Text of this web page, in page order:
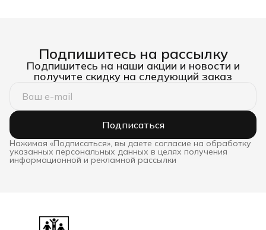
Подпишитесь на рассылку
Подпишитесь на наши акции и новости и
получите скидку на следующий заказ
Подписаться
Нажимая «Подписаться», вы даете согласие на обработку
указанных персональных данных в целях получения
информационной и рекламной рассылки